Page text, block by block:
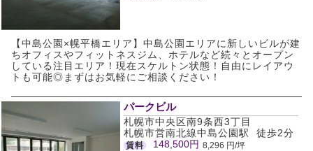
【中島公園×幌平橋エリア】中島公園エリアに新しいビルが建
ちオフィスやフィットネスジム、ホテルなど続々とオープン
している注目エリア！現在スケルトン状態！自由にレイアウ
トも可能◎まずはお気軽にご相談ください！
パークビル
札幌市中央区南9条西3丁目
札幌市営南北線中島公園駅 徒歩2分
賃料 148,500円 8,296 円/坪